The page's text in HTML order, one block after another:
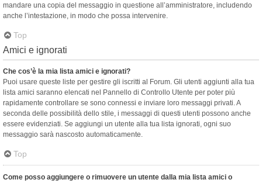
mandare una copia del messaggio in questione all’amministratore, includendo
anche l’intestazione, in modo che possa intervenire.
Top
Amici e ignorati
Che cos’è la mia lista amici e ignorati?
Puoi usare queste liste per gestire gli iscritti al Forum. Gli utenti aggiunti alla tua
lista amici saranno elencati nel Pannello di Controllo Utente per poter più
rapidamente controllare se sono connessi e inviare loro messaggi privati. A
seconda delle possibilità dello stile, i messaggi di questi utenti possono anche
essere evidenziati. Se aggiungi un utente alla tua lista ignorati, ogni suo
messaggio sarà nascosto automaticamente.
Top
Come posso aggiungere o rimuovere un utente dalla mia lista amici o